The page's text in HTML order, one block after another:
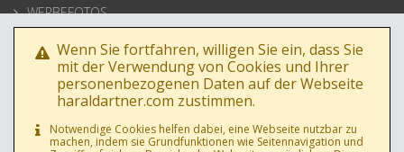
WERBEFOTOS
HOCHZEIT
PRESSE
Wenn Sie fortfahren, willigen Sie ein, dass Sie
mit der Verwendung von Cookies und Ihrer
personenbezogenen Daten auf der Webseite
haraldartner.com zustimmen.
Notwendige Cookies helfen dabei, eine Webseite nutzbar zu
machen, indem sie Grundfunktionen wie Seitennavigation und